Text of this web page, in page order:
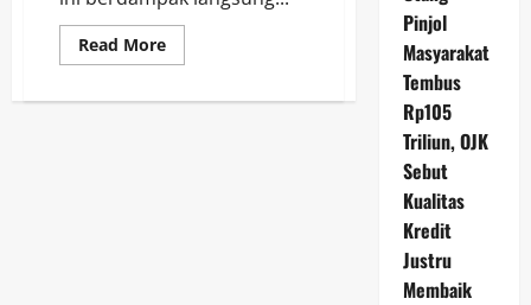
Read MoreRead
more
Alami
Pinjol
Masyarakat
Tembus
Rp105
Triliun, OJK
Sebut
Kualitas
Kredit
Justru
Membaik